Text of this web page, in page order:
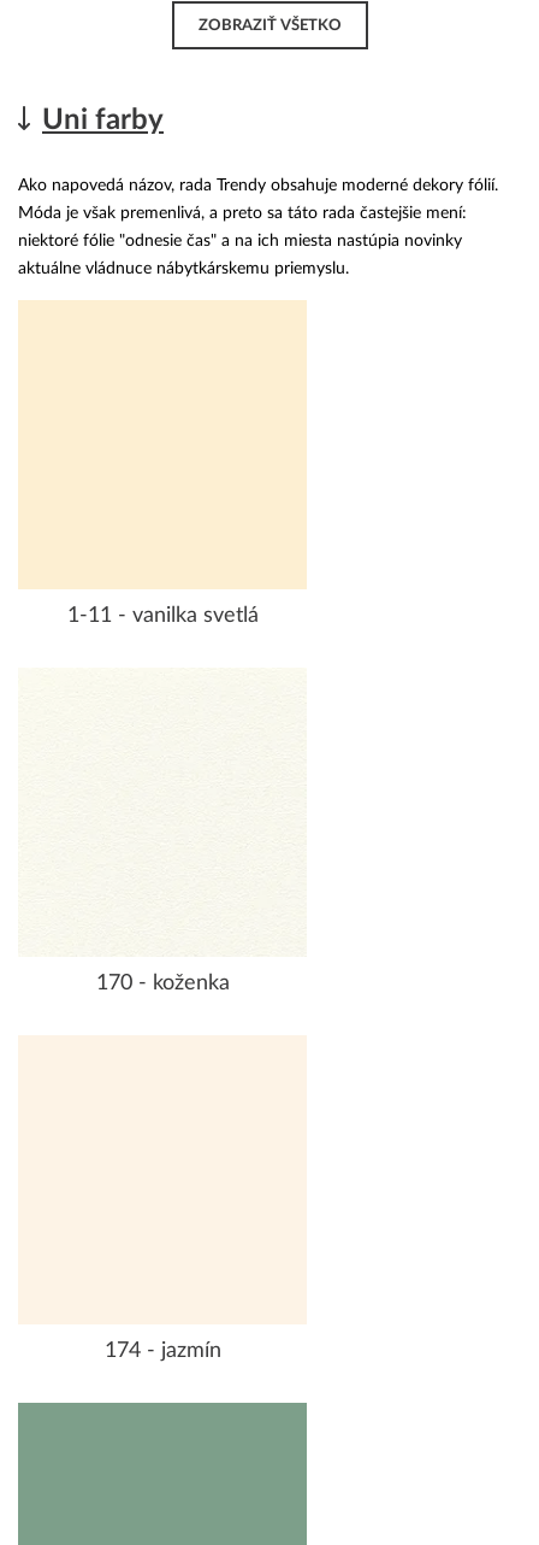
ZOBRAZIŤ VŠETKO
Uni farby
Ako napovedá názov, rada Trendy obsahuje moderné dekory fólií.
Móda je však premenlivá, a preto sa táto rada častejšie mení:
niektoré fólie "odnesie čas" a na ich miesta nastúpia novinky
aktuálne vládnuce nábytkárskemu priemyslu.
1-11 - vanilka svetlá
170 - koženka
174 - jazmín